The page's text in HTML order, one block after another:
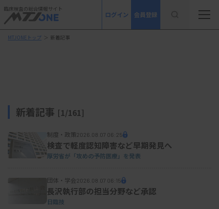
臨床検査の総合情報サイト
ログイン 会員登録
MTJONEトップ ＞ 新着記事
新着記事 [1/161]
制度・政策2026.08.07 06:25
検査で軽度認知障害など早期発見へ
厚労省が「攻めの予防医療」を発表
団体・学会2026.08.07 06:15
長沢執行部の担当分野など承認
日臨技